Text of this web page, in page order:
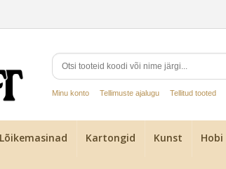
Minu konto Tellimuste ajalugu Tellitud tooted
Lõikemasinad Kartongid Kunst Hobi